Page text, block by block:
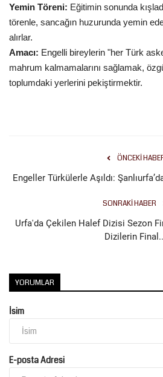
Yemin Töreni: Eğitimin sonunda
törenle, sancağın huzurunda yemin
alırlar.
Amacı: Engelli bireylerin "her Türk
mahrum kalmamalarını sağlamak,
toplumdaki yerlerini pekiştirmektir.
ÖNCEKI
Engeller Türkülerle Aşıldı:
SONRAKI HABER
Urfa'da Çekilen Halef Dizisi Sezon
Dizilerin
YORUMLAR
İsim
E-posta Adresi